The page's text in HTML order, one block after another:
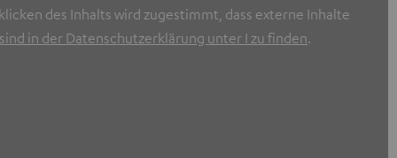
des Inhalts wird zugestimmt, dass externe Inhalte
in der Datenschutzerklärung unter I zu finden.